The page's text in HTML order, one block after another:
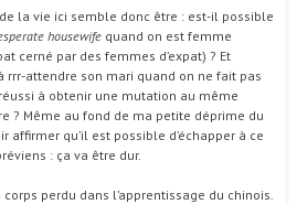
la vie ici semble donc être : est-il possible
housewife quand on est femme
cerné par des femmes d’expat) ? Et
attendre son mari quand on ne fait pas
à obtenir une mutation au même
? Même au fond de ma petite déprime du
qu’il est possible d’échapper à ce
: ça va être dur.
perdu dans l’apprentissage du chinois.